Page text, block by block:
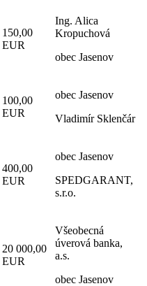
150,00
EUR
Ing. Alica
Kropuchová
obec Jasenov
100,00
EUR
obec Jasenov
Vladimír Sklenčár
400,00
EUR
obec Jasenov
SPEDGARANT,
s.r.o.
20 000,00
EUR
Všeobecná
úverová banka,
a.s.
obec Jasenov